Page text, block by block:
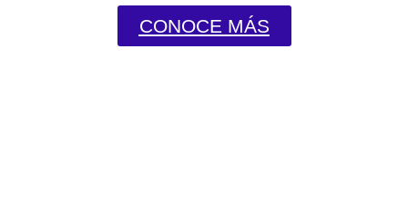
CONOCE MÁS